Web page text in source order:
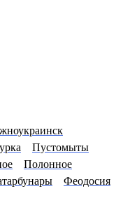
Пустомыты
Полонное
Феодосия